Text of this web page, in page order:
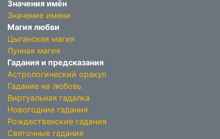
Значения имён
Значение имени
Магия любви
Цыганская магия
Лунная магия
Гадания и предсказания
Астрологический оракул
Гадание на любовь
Виртуальная гадалка
Новогодние гадания
Рождественские гадания
Святочные гадания